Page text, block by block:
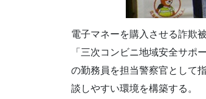
電子マネーを購入させる詐欺
「三次コンビニ地域安全サポ
の勤務員を担当警察官として
談しやすい環境を構築する。